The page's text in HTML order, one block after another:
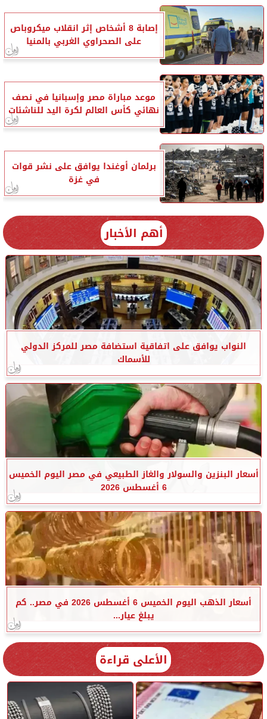
إصابة 8 أشخاص إثر انقلاب ميكروباص
على الصحراوي الغربي بالمنيا
موعد مباراة مصر وإسبانيا في نصف
نهائي كأس العالم لكرة اليد للناشئات
برلمان أوغندا يوافق على نشر قوات
في غزة
أهم الأخبار
النواب يوافق على اتفاقية استضافة مصر للمركز الدولي
للأسماك
أسعار البنزين والسولار والغاز الطبيعي في مصر اليوم الخميس
6 أغسطس 2026
أسعار الذهب اليوم الخميس 6 أغسطس 2026 في مصر.. كم
يبلغ عيار...
الأعلى قراءة